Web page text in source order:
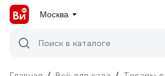
Москва
Поиск в каталоге